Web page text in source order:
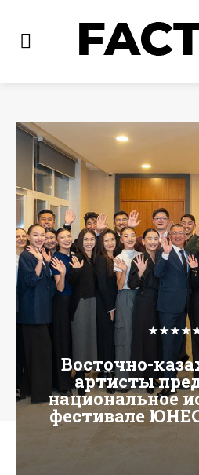
Восточно-
артисты
национальное
фестивале